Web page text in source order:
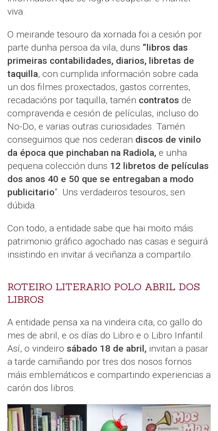
viva.
O meirande tesouro da xornada foi a cesión por
parte dunha persoa da vila, duns “libros das
primeiras contabilidades, diarios, libretas de
taquilla, con cumplida información sobre cada
un dos filmes proxectados, gastos correntes,
recadacións por taquilla, tamén contratos de
compravenda e cesión de películas, incluso do
No-Do, e varias outras curiosidades. Tamén
conseguimos que nos cederan discos de vinilo
da época que pinchaban na Radiola, e unha
pequena colección duns 12 libretos de películas
dos anos 40 e 50 que se entregaban a modo
publicitario”. Uns verdadeiros tesouros, sen
dúbida.
Con todo, a entidade sabe que hai moito máis
patrimonio gráfico agochado nas casas e seguirá
insistindo en invitar á veciñanza a compartilo.
ROTEIRO LITERARIO POLO ABRIL DOS
LIBROS
A entidade pensa xa na vindeira cita, co gallo do
mes de abril, e os días do Libro e o Libro Infantil.
Así, o vindeiro sábado 18 de abril, invitan a pasar
a tarde camiñando por tres dos nosos fornos
máis emblemáticos e compartindo experiencias a
carón dos libros.